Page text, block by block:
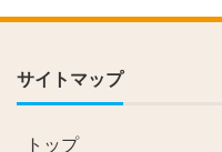
サイトマップ
トップ